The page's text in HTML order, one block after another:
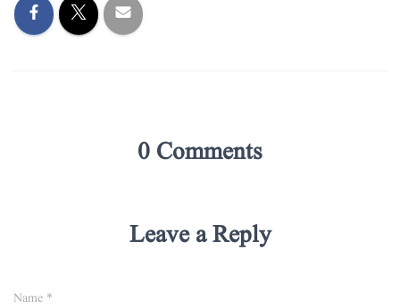
0 Comments
Leave a Reply
Name *